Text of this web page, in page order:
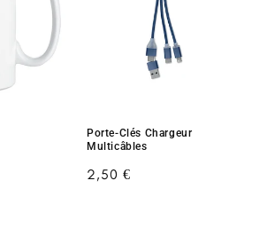
Porte-Clés Chargeur
Multicâbles
Prix
2,50 €